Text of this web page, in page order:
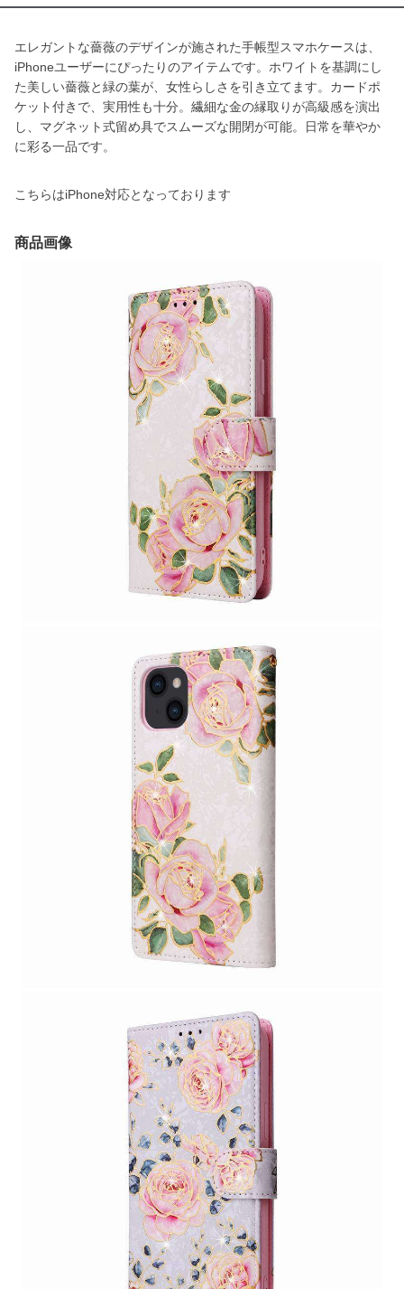
エレガントな薔薇のデザインが施された手帳型スマホケースは、
iPhoneユーザーにぴったりのアイテムです。ホワイトを基調にし
た美しい薔薇と緑の葉が、女性らしさを引き立てます。カードポ
ケット付きで、実用性も十分。繊細な金の縁取りが高級感を演出
し、マグネット式留め具でスムーズな開閉が可能。日常を華やか
に彩る一品です。
こちらはiPhone対応となっております
商品画像